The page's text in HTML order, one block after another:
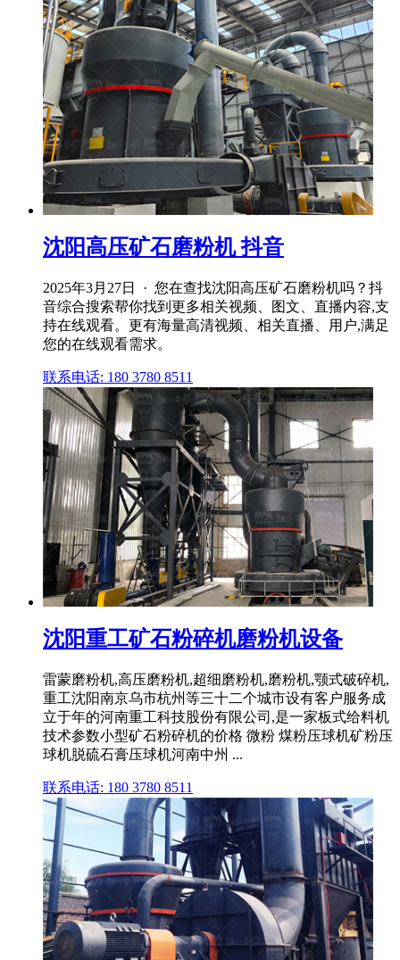
沈阳高压矿石磨粉机 抖音
2025年3月27日 · 您在查找沈阳高压矿石磨粉机吗？抖
音综合搜索帮你找到更多相关视频、图文、直播内容,支
持在线观看。更有海量高清视频、相关直播、用户,满足
您的在线观看需求。
联系电话: 180 3780 8511
沈阳重工矿石粉碎机磨粉机设备
雷蒙磨粉机,高压磨粉机,超细磨粉机,磨粉机,颚式破碎机,
重工沈阳南京乌市杭州等三十二个城市设有客户服务成
立于年的河南重工科技股份有限公司,是一家板式给料机
技术参数小型矿石粉碎机的价格 微粉 煤粉压球机矿粉压
球机脱硫石膏压球机河南中州 ...
联系电话: 180 3780 8511